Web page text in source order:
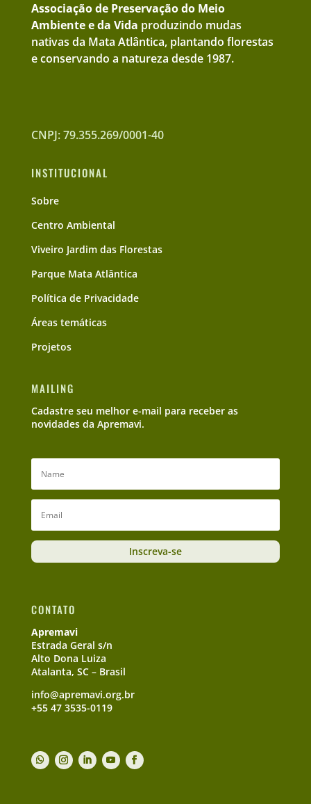
Associação de Preservação do Meio
Ambiente e da Vida produzindo mudas
nativas da Mata Atlântica, plantando florestas
e conservando a natureza desde 1987.
CNPJ: 79.355.269/0001-40
INSTITUCIONAL
Sobre
Centro Ambiental
Viveiro Jardim das Florestas
Parque Mata Atlântica
Política de Privacidade
Áreas temáticas
Projetos
MAILING
Cadastre seu melhor e-mail para receber as
novidades da Apremavi.
Inscreva-se
CONTATO
Apremavi
Estrada Geral s/n
Alto Dona Luiza
Atalanta, SC – Brasil
info@apremavi.org.br
+55 47 3535-0119